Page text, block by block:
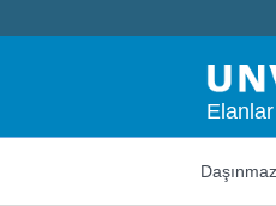
Elanlar